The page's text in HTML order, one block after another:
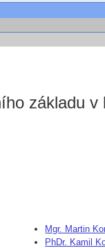
základu v
Mgr. Martin
PhDr. Kamil